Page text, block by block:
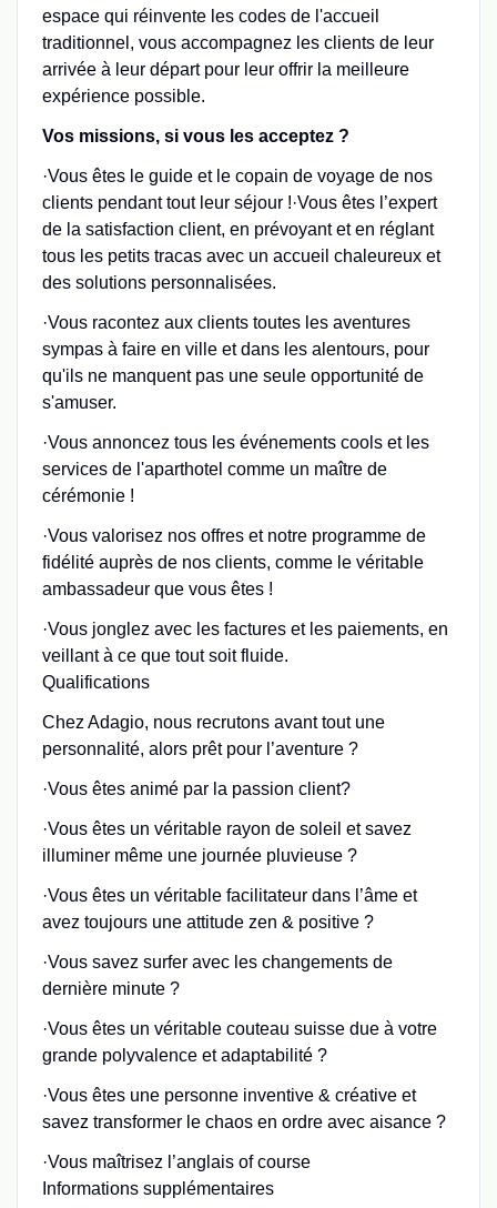
espace qui réinvente les codes de l'accueil
traditionnel, vous accompagnez les clients de leur
arrivée à leur départ pour leur offrir la meilleure
expérience possible.
Vos missions, si vous les acceptez ?
·Vous êtes le guide et le copain de voyage de nos
clients pendant tout leur séjour !·Vous êtes l’expert
de la satisfaction client, en prévoyant et en réglant
tous les petits tracas avec un accueil chaleureux et
des solutions personnalisées.
·Vous racontez aux clients toutes les aventures
sympas à faire en ville et dans les alentours, pour
qu'ils ne manquent pas une seule opportunité de
s'amuser.
·Vous annoncez tous les événements cools et les
services de l'aparthotel comme un maître de
cérémonie !
·Vous valorisez nos offres et notre programme de
fidélité auprès de nos clients, comme le véritable
ambassadeur que vous êtes !
·Vous jonglez avec les factures et les paiements, en
veillant à ce que tout soit fluide.
Qualifications
Chez Adagio, nous recrutons avant tout une
personnalité, alors prêt pour l’aventure ?
·Vous êtes animé par la passion client?
·Vous êtes un véritable rayon de soleil et savez
illuminer même une journée pluvieuse ?
·Vous êtes un véritable facilitateur dans l’âme et
avez toujours une attitude zen & positive ?
·Vous savez surfer avec les changements de
dernière minute ?
·Vous êtes un véritable couteau suisse due à votre
grande polyvalence et adaptabilité ?
·Vous êtes une personne inventive & créative et
savez transformer le chaos en ordre avec aisance ?
·Vous maîtrisez l’anglais of course
Informations supplémentaires